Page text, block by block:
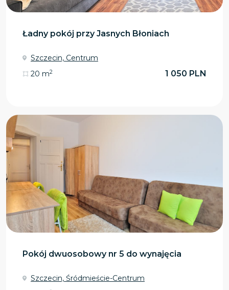
Ładny pokój przy Jasnych Błoniach
Szczecin, Centrum
20 m2 1 050 PLN
Pokój dwuosobowy nr 5 do wynajęcia
Szczecin, Śródmieście-Centrum